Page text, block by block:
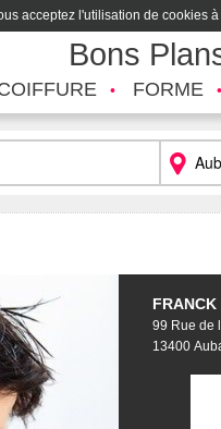
acceptez l'utilisation de cookies
Bons
FORME
FRANCK
99 Rue de
13400